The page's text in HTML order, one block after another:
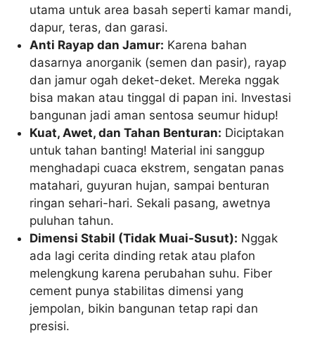
utama untuk area basah seperti kamar mandi,
dapur, teras, dan garasi.
Anti Rayap dan Jamur: Karena bahan
dasarnya anorganik (semen dan pasir), rayap
dan jamur ogah deket-deket. Mereka nggak
bisa makan atau tinggal di papan ini. Investasi
bangunan jadi aman sentosa seumur hidup!
Kuat, Awet, dan Tahan Benturan: Diciptakan
untuk tahan banting! Material ini sanggup
menghadapi cuaca ekstrem, sengatan panas
matahari, guyuran hujan, sampai benturan
ringan sehari-hari. Sekali pasang, awetnya
puluhan tahun.
Dimensi Stabil (Tidak Muai-Susut): Nggak
ada lagi cerita dinding retak atau plafon
melengkung karena perubahan suhu. Fiber
cement punya stabilitas dimensi yang
jempolan, bikin bangunan tetap rapi dan
presisi.